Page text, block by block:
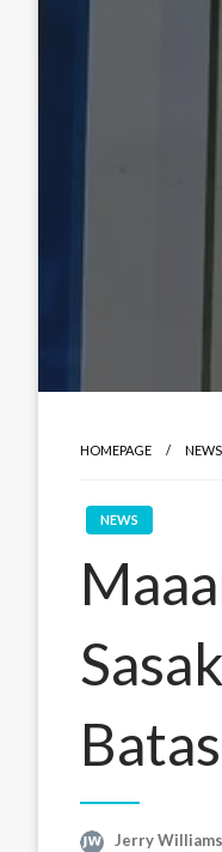
HOMEPAGE NEWS
NEWS
Batas
Jerry Williams